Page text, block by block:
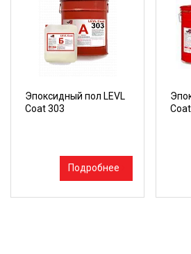
Эпоксидный пол LEVL
Coat 303
Подробнее